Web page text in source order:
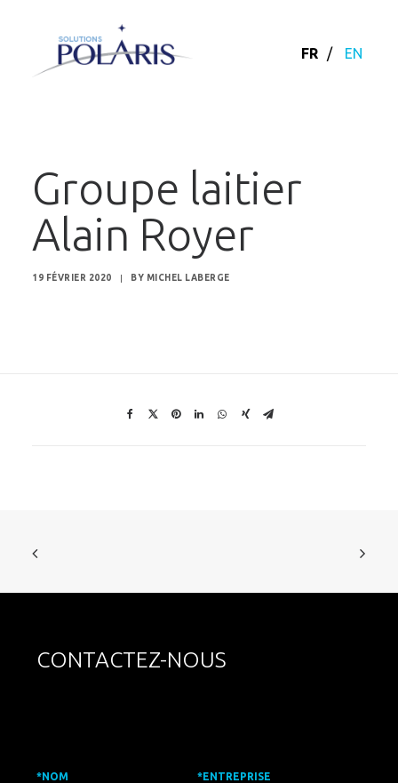
FR / EN
Groupe laitier
Alain Royer
19 FÉVRIER 2020 | BY MICHEL LABERGE
CONTACTEZ-NOUS
*NOM *ENTREPRISE